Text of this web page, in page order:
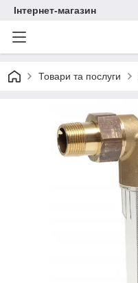
Інтернет-магазин
Товари та послуги